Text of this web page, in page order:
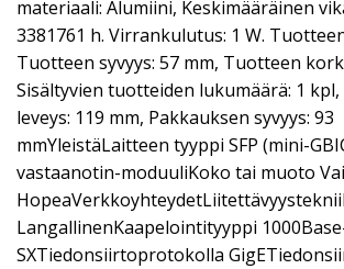
materiaali: Alumiini, Keskimääräinen
3381761 h. Virrankulutus: 1 W.
Tuotteen syvyys: 57 mm, Tuotteen
Sisältyvien tuotteiden lukumäärä: 1
leveys: 119 mm, Pakkauksen syvyys: 93
mmYleistäLaitteen tyyppi SFP (mini-
vastaanotin-moduuliKoko tai muoto
LangallinenKaapelointityyppi
SXTiedonsiirtoprotokolla